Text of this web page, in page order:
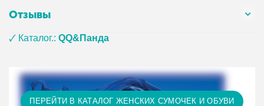
Отзывы
🗸 Каталог.:QQ&Панда
ПЕРЕЙТИ В КАТАЛОГ ЖЕНСКИХ СУМОЧЕК И ОБУВИ